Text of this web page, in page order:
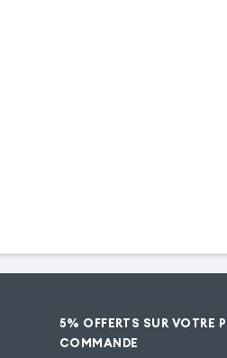
5% OFFERTS SUR VOTRE
COMMANDE